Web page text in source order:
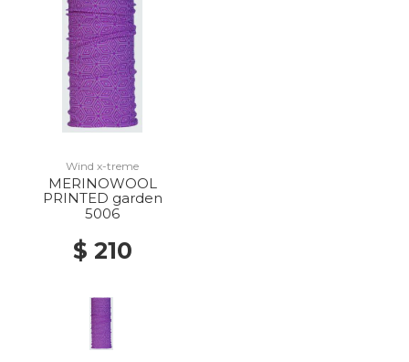
Wind x-treme
MERINOWOOL
PRINTED garden
5006
$ 210